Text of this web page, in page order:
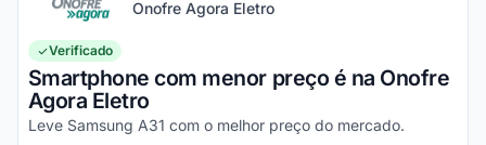
Onofre Agora Eletro
Verificado
Smartphone com menor preço é na Onofre
Agora Eletro
Leve Samsung A31 com o melhor preço do mercado.